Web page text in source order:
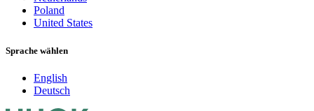
Poland
United States
Sprache wählen
English
Deutsch